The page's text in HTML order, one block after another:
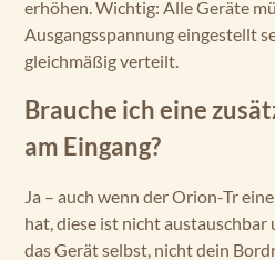
erhöhen. Wichtig: Alle Geräte
Ausgangsspannung eingestellt
gleichmäßig verteilt.
Brauche ich eine
am Eingang?
Ja – auch wenn der Orion-Tr
hat, diese ist nicht
das Gerät selbst, nicht dein